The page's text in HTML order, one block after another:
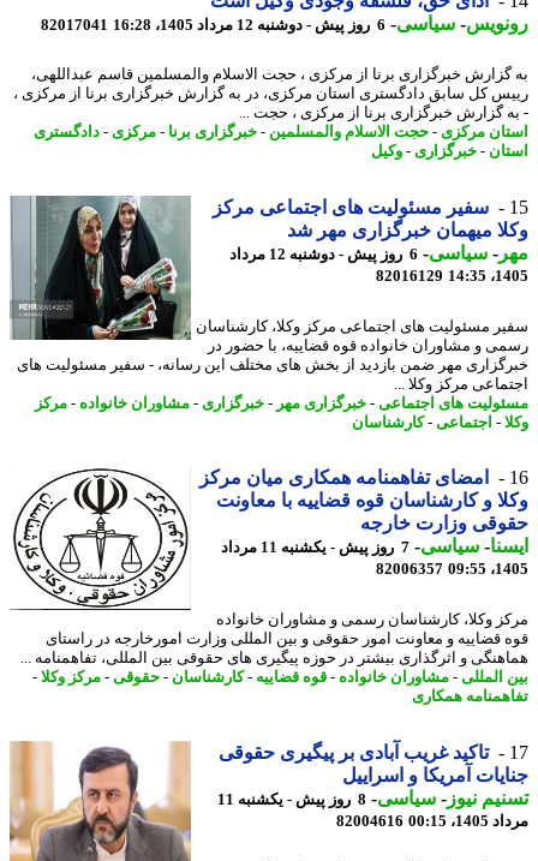
-سیاسی-6 روز پیش - دوشنبه 12 مرداد 1405، 16:28 82017041
خبرگزاری برنا از مرکزی ، حجت الاسلام والمسلمین قاسم عبداللهی،
کل سابق دادگستری استان مرکزی، در به گزارش خبرگزاری برنا از مرکزی ،
گزارش خبرگزاری برنا از مرکزی ، حجت ...
مرکزی - حجت الاسلام والمسلمین-خبرگزاری برنا-مرکزی - دادگستری
-خبرگزاری - وکیل
سفیر مسئولیت های اجتماعی مرکز
میهمان خبرگزاری مهر شد
-سیاسی-
6 روز پیش - دوشنبه 12 مرداد
82016129
مسئولیت های اجتماعی مرکز وکلا، کارشناسان
و مشاوران خانواده قوه قضاییه، با حضور در
مهر ضمن بازدید از بخش های مختلف این رسانه، - سفیر مسئولیت های
مرکز وکلا ...
های اجتماعی-خبرگزاری مهر-خبرگزاری - مشاوران خانواده- مرکز
-اجتماعی-کارشناسان
امضای تفاهمنامه همکاری میان مرکز
و کارشناسان قوه قضاییه با معاونت
وزارت خارجه
-سیاسی-
7 روز پیش - یکشنبه 11 مرداد
82006357
وکلا، کارشناسان رسمی و مشاوران خانواده
قضاییه و معاونت امور حقوقی و بین المللی وزارت امورخارجه در راستای
و اثرگذاری بیشتر در حوزه پیگیری های حقوقی بین المللی، تفاهمنامه ...
المللی-مشاوران خانواده- قوه قضاییه-کارشناسان-حقوقی-مرکز وکلا -
همکاری
تاکید غریب آبادی بر پیگیری حقوقی
آمریکا و اسراییل
نیوز-سیاسی-
8 روز پیش - یکشنبه 11
00:15
82004616